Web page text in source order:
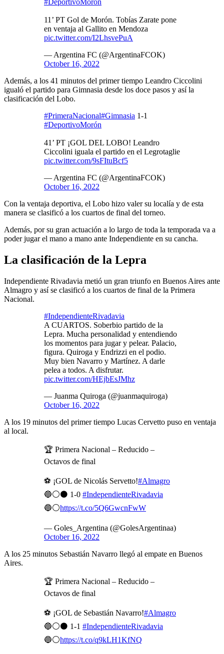
#DeportivoMorón
11’ PT Gol de Morón. Tobías Zarate pone
en ventaja al Gallito en Mendoza
pic.twitter.com/I2LhsvePuA
— Argentina FC (@ArgentinaFCOK)
October 16, 2022
Además, a los 41 minutos del primer tiempo Leandro Ciccolini
igualó el partido para Gimnasia desde los doce pasos y así la
clasificación del Lobo.
#PrimeraNacional#Gimnasia 1-1
#DeportivoMorón
41’ PT ¡GOL DEL LOBO! Leandro
Ciccolini iguala el partido en el Legrotaglie
pic.twitter.com/9sFItuBcf5
— Argentina FC (@ArgentinaFCOK)
October 16, 2022
Con la ventaja deportiva, el Lobo hizo valer su localía y de esta
manera se clasificó a los cuartos de final del torneo.
Además, por su gran actuación a lo largo de toda la temporada va a
poder jugar el mano a mano ante Independiente en su cancha.
La clasificación de la Lepra
Independiente Rivadavia metió un gran triunfo en Buenos Aires ante
Almagro y así se clasificó a los cuartos de final de la Primera
Nacional.
#IndependienteRivadavia
A CUARTOS. Soberbio partido de la
Lepra. Mucha personalidad y entendiendo
los momentos para jugar y pelear. Palacio,
figura. Quiroga y Endrizzi en el podio.
Muy bien Navarro y Martínez. A darle
pelea a todos. A disfrutar.
pic.twitter.com/HEjbEsJMhz
— Juanma Quiroga (@juanmaquiroga)
October 16, 2022
A los 19 minutos del primer tiempo Lucas Cervetto puso en ventaja
al local.
🏆 Primera Nacional – Reducido –
Octavos de final
⚽ ¡GOL de Nicolás Servetto!#Almagro
🔵⚪⚫ 1-0 #IndependienteRivadavia
🔵⚪https://t.co/5Q6GwcnFwW
— Goles_Argentina (@GolesArgentinaa)
October 16, 2022
A los 25 minutos Sebastián Navarro llegó al empate en Buenos
Aires.
🏆 Primera Nacional – Reducido –
Octavos de final
⚽ ¡GOL de Sebastián Navarro!#Almagro
🔵⚪⚫ 1-1 #IndependienteRivadavia
🔵⚪https://t.co/q9kLH1KfNQ